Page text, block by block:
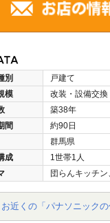
別
戸建て
模
改装・設備交換
築38年
間
約90日
群馬県
成
1世帯1人
団らんキッチ
お近くの「パナソニック